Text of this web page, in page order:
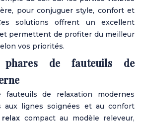
pour conjuguer style, confort et
solutions offrent un excellent
permettent de profiter du meilleur
vos priorités.
phares de fauteuils de
de relaxation modernes
aux lignes soignées et au confort
compact au modèle releveur,